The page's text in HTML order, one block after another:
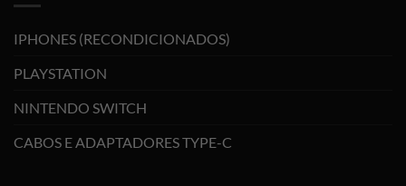
IPHONES (RECONDICIONADOS)
PLAYSTATION
NINTENDO SWITCH
CABOS E ADAPTADORES TYPE-C